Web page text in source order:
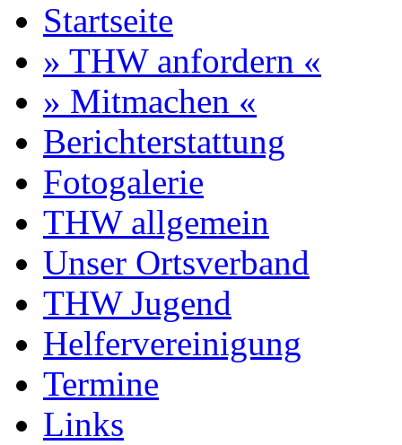
Startseite
» THW anfordern «
» Mitmachen «
Berichterstattung
Fotogalerie
THW allgemein
Unser Ortsverband
THW Jugend
Helfervereinigung
Termine
Links